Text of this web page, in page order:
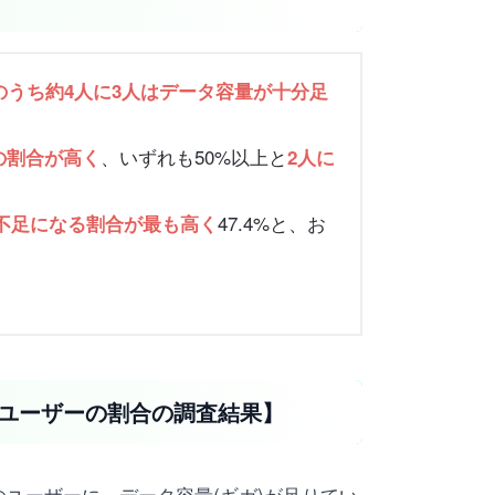
ち約4人に3人はデータ容量が十分足
合が高く 、いずれも50%以上と2人に
になる割合が最も高く 47.4%と、お
ザーの割合の調査結果】